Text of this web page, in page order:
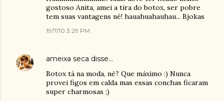
gostoso Anita, amei a tira do botox, ser pobre
tem suas vantagens né! hauahuahauhau... Bjokas
19/7/10 3:29 PM
ameixa seca disse…
Botox tá na moda, né? Que máximo :) Nunca
provei figos em calda mas essas conchas ficaram
super charmosas ;)